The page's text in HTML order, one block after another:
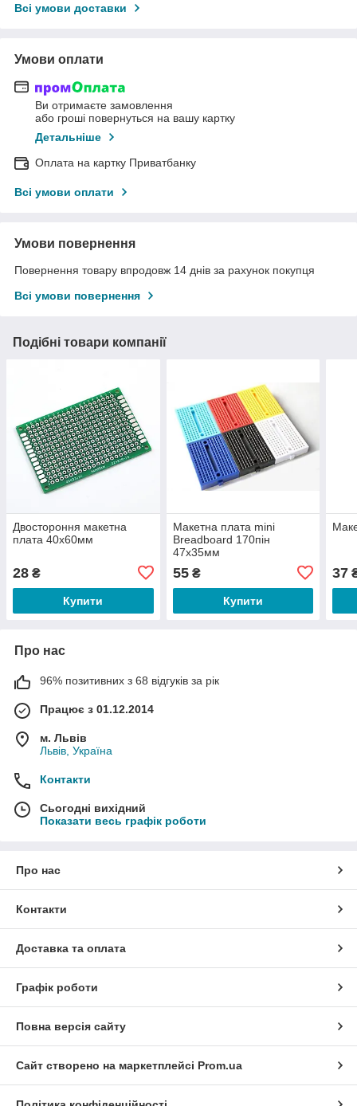
Всі умови доставки
Умови оплати
Ви отримаєте замовлення
або гроші повернуться на вашу картку
Детальніше
Оплата на картку Приватбанку
Всі умови оплати
Умови повернення
Повернення товару впродовж 14 днів за рахунок покупця
Всі умови повернення
Подібні товари компанії
Двостороння макетна
плата 40х60мм
28 ₴
Купити
Макетна плата mini
Breadboard 170пін
47х35мм
55₴
Купити
37
Про нас
96% позитивних з 68 відгуків за рік
Працює з 01.12.2014
м. Львів
Львів, Україна
Контакти
Сьогодні вихідний
Показати весь графік роботи
Про нас
Контакти
Доставка та оплата
Графік роботи
Повна версія сайту
Сайт створено на маркетплейсі Prom.ua